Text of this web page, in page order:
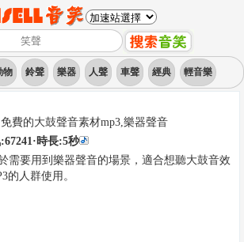
物 鈴聲 樂器 人聲 車聲 經典 輕音樂
費的大鼓聲音素材mp3,樂器聲音
·時長:5秒
需要用到樂器聲音的場景，適合想聽大鼓音效
的人群使用。